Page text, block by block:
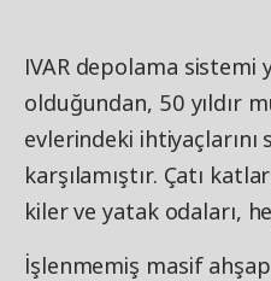
IVAR depolama sistemi
olduğundan, 50 yıldır
evlerindeki ihtiyaçlarını
karşılamıştır. Çatı
kiler ve yatak odaları,
İşlenmemiş masif